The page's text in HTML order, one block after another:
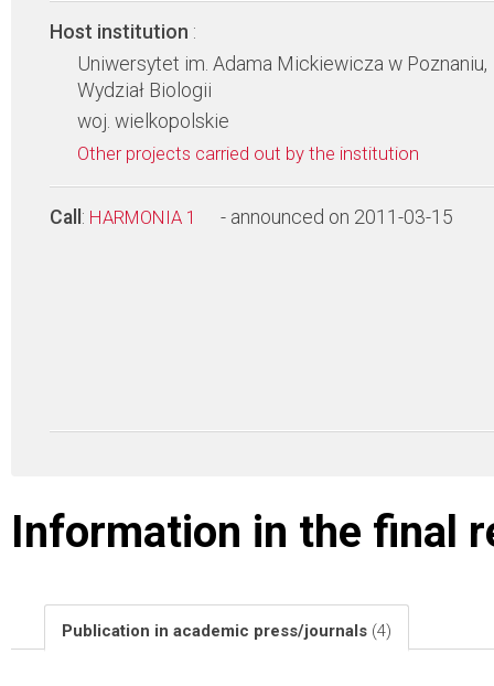
Host institution :
Uniwersytet im. Adama Mickiewicza w Poznaniu,
Wydział Biologii
woj. wielkopolskie
Other projects carried out by the institution
Call : HARMONIA 1 - announced on 2011-03-15
Information in the final
Publication in academic press/journals (4)